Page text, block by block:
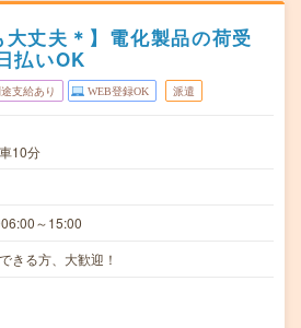
大丈夫＊】電化製品の荷受
払いOK
支給あり WEB登録OK 派遣
10分
～15:00
きる方、大歓迎！